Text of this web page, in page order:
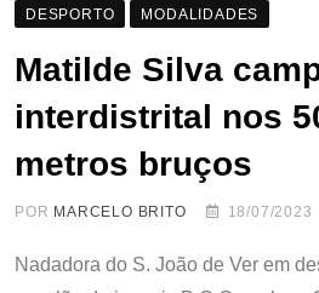
DESPORTO MODALIDADES
Matilde Silva
interdistrital nos
metros bruços
POR MARCELO BRITO 18/07/2023
Nadadora do S. João de Ver em